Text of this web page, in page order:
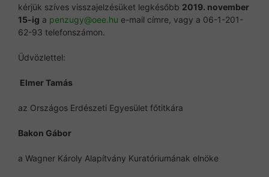
kérjük szíves visszajelzésüket legkésőbb 2019. november
15-ig a penzugy@oee.hu e-mail címre, vagy a 06-1-201-
62-93 telefonszámon.
Üdvözlettel:
Elmer Tamás
az Országos Erdészeti Egyesület főtitkára
Bakon Gábor
a Wagner Károly Alapítvány Kuratóriumának elnöke